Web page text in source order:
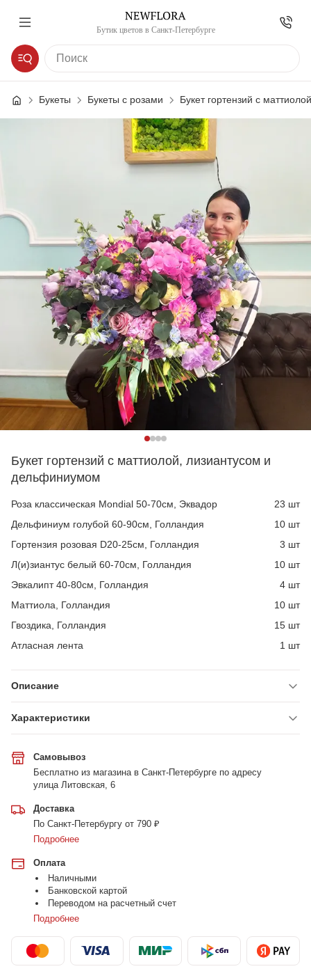
Бутик цветов в Санкт-Петербурге
Букеты Букеты с розами Букет гортензий с
Букет гортензий с маттиолой, лизиантусом и
дельфиниумом
Роза классическая Mondial 50-70см, Эквадор
23 шт
Дельфиниум голубой 60-90см, Голландия
10 шт
Гортензия розовая D20-25см, Голландия
3 шт
Л(и)зиантус белый 60-70см, Голландия
10 шт
Эвкалипт 40-80см, Голландия
4 шт
Маттиола, Голландия
10 шт
Гвоздика, Голландия
15 шт
Атласная лента
1 шт
Описание
Характеристики
Самовывоз
Бесплатно из магазина в Санкт-Петербурге по адресу
улица Литовская, 6
Доставка
По Санкт-Петербургу от 790 ₽
Подробнее
Оплата
Наличными
Банковской картой
Переводом на расчетный счет
Подробнее